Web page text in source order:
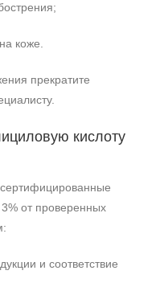
коже.
прекратите
кислоту
от проверенных
и соответствие